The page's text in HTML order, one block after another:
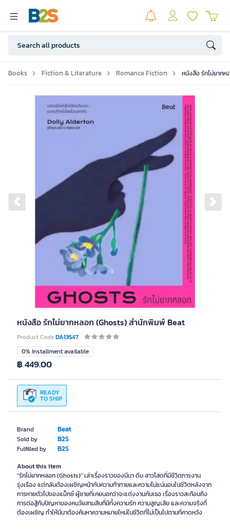
Books Fiction & Literature Romance Fiction หนังสือ รักไม่ยาก
Previous slide
หนังสือ รักไม่ยากหลอก (Ghosts) สำนักพิมพ์ Beat
Product CodeDA13547
Brand Beat
Sold by B2S
Fulfilled by B2S
0% installment available
READY
TO SHIP
฿ 449.00
About this item
"รักไม่ยากหลอก (Ghosts)" เล่าเรื่องราวของนีนา ดีน สาวโสดที่มีชีวิตการงาน
รุ่งเรือง แต่กลับต้องเผชิญหน้ากับความท้าทายและความไม่แน่นอนในชีวิตหลังจาก
การหายตัวไปของแม็กซ์ ผู้ชายที่เคยบอกว่าจะแต่งงานกับเธอ เรื่องราวสะท้อนถึง
การต่อสู้กับปัญหาของคนวัยสามสิบที่มีทั้งความรัก ความสูญเสีย และความจริงที่
ต้องเผชิญ ทำให้นีนาต้องค้นหาความหมายใหม่ในชีวิตที่ไม่เป็นไปตามที่คาดหวัง